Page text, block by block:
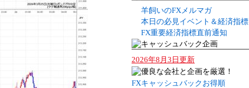
羊飼いのFXメルマガ
本日の必見イベント＆経済指標
FX重要経済指標直前通知
2026年8月3日更新
FXキャッシュバックお得順